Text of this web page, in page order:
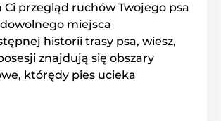
Ci przegląd ruchów Twojego psa
miejsca
historii trasy psa, wiesz,
znajdują się obszary
którędy pies ucieka